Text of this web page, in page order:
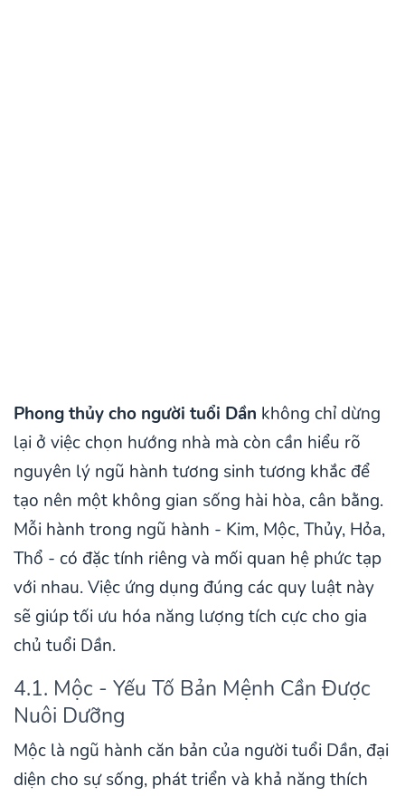
Phong thủy cho người tuổi Dần không chỉ dừng
lại ở việc chọn hướng nhà mà còn cần hiểu rõ
nguyên lý ngũ hành tương sinh tương khắc để
tạo nên một không gian sống hài hòa, cân bằng.
Mỗi hành trong ngũ hành - Kim, Mộc, Thủy, Hỏa,
Thổ - có đặc tính riêng và mối quan hệ phức tạp
với nhau. Việc ứng dụng đúng các quy luật này
sẽ giúp tối ưu hóa năng lượng tích cực cho gia
chủ tuổi Dần.
4.1. Mộc - Yếu Tố Bản Mệnh Cần Được
Nuôi Dưỡng
Mộc là ngũ hành căn bản của người tuổi Dần, đại
diện cho sự sống, phát triển và khả năng thích